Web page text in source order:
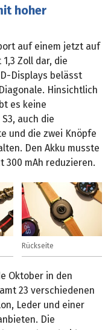
hoher
auf einem jetzt auf
Zoll dar, die
Displays belässt
Hinsichtlich
es keine
auch die
und die zwei Knöpfe
Den Akku musste
300 mAh reduzieren.
Rückseite
Oktober in den
23 verschiedenen
Leder und einer
Die